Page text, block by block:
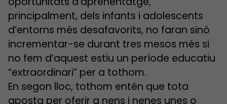
principalment, dels infants i adolescents
d’entorns més desafavorits, no faran sinó
incrementar-se durant tres mesos més si
no fem d’aquest estiu un període educatiu
“extraordinari” per a tothom.
En segon lloc, tothom entén que tota
aposta per oferir a nens i nenes unes o